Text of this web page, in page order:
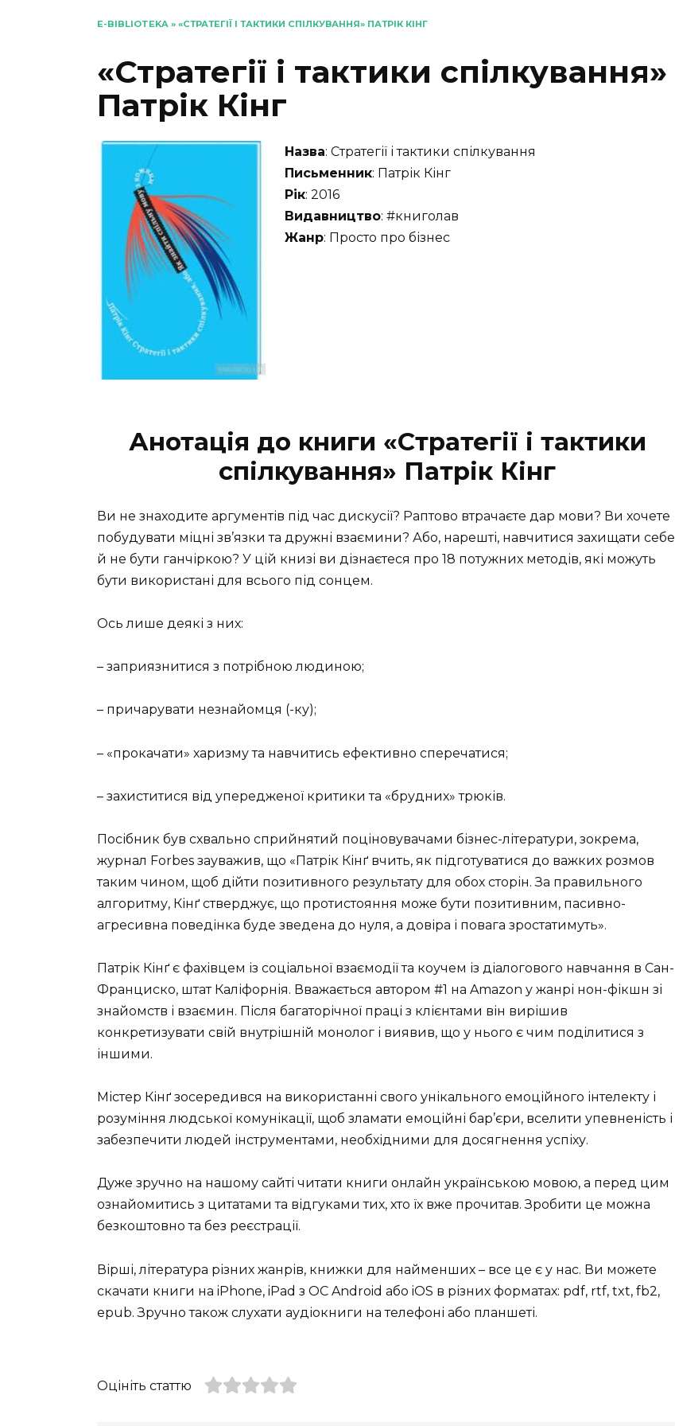
E-BIBLIOTEKA » «СТРАТЕГІЇ І ТАКТИКИ СПІЛКУВАННЯ» ПАТРІК КІНГ
«Стратегії і тактики спілкування»
Патрік Кінг
Назва: Стратегії і тактики спілкування
Письменник: Патрік Кінг
Рік: 2016
Видавництво: #книголав
Жанр: Просто про бізнес
Анотація до книги «Стратегії і тактики
спілкування» Патрік Кінг
Ви не знаходите аргументів під час дискусії? Раптово втрачаєте дар мови? Ви хочете
побудувати міцні зв’язки та дружні взаємини? Або, нарешті, навчитися захищати себе
й не бути ганчіркою? У цій книзі ви дізнаєтеся про 18 потужних методів, які можуть
бути використані для всього під сонцем.
Ось лише деякі з них:
– заприязнитися з потрібною людиною;
– причарувати незнайомця (-ку);
– «прокачати» харизму та навчитись ефективно сперечатися;
– захиститися від упередженої критики та «брудних» трюків.
Посібник був схвально сприйнятий поціновувачами бізнес-літератури, зокрема,
журнал Forbes зауважив, що «Патрік Кінґ вчить, як підготуватися до важких розмов
таким чином, щоб дійти позитивного результату для обох сторін. За правильного
алгоритму, Кінґ стверджує, що протистояння може бути позитивним, пасивно-
агресивна поведінка буде зведена до нуля, а довіра і повага зростатимуть».
Патрік Кінґ є фахівцем із соціальної взаємодії та коучем із діалогового навчання в Сан-
Франциско, штат Каліфорнія. Вважається автором #1 на Amazon у жанрі нон-фікшн зі
знайомств і взаємин. Після багаторічної праці з клієнтами він вирішив
конкретизувати свій внутрішній монолог і виявив, що у нього є чим поділитися з
іншими.
Містер Кінґ зосередився на використанні свого унікального емоційного інтелекту і
розуміння людської комунікації, щоб зламати емоційні бар’єри, вселити упевненість і
забезпечити людей інструментами, необхідними для досягнення успіху.
Дуже зручно на нашому сайті читати книги онлайн українською мовою, а перед цим
ознайомитись з цитатами та відгуками тих, хто їх вже прочитав. Зробити це можна
безкоштовно та без реєстрації.
Вірші, література різних жанрів, книжки для найменших – все це є у нас. Ви можете
скачати книги на iPhone, iPad з ОС Android або iOS в різних форматах: pdf, rtf, txt, fb2,
epub. Зручно також слухати аудіокниги на телефоні або планшеті.
Оцініть статтю